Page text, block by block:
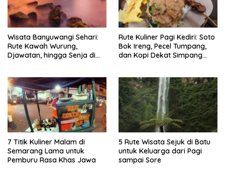
Wisata Banyuwangi Sehari:
Rute Kawah Wurung,
Djawatan, hingga Senja di
Rute Kuliner Pagi Kediri: Soto
Bok Ireng, Pecel Tumpang,
dan Kopi Dekat Simpang
7 Titik Kuliner Malam di
Semarang Lama untuk
Pemburu Rasa Khas Jawa
5 Rute Wisata Sejuk di Batu
untuk Keluarga dari Pagi
sampai Sore